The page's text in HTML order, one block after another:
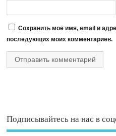
Сохранить моё имя, email и
последующих моих комментариев.
Подписывайтесь на нас в